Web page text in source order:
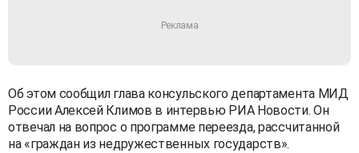
Об этом сообщил глава консульского департамента МИД
России Алексей Климов в интервью РИА Новости. Он
отвечал на вопрос о программе переезда, рассчитанной
на «граждан из недружественных государств».